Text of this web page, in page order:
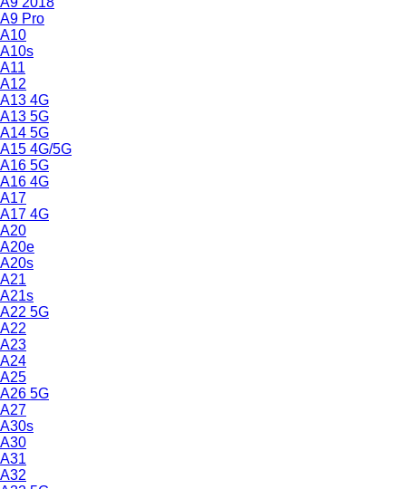
A9 Pro
A10
A10s
A11
A12
A13 4G
A13 5G
A14 5G
A15 4G/5G
A16 5G
A16 4G
A17
A17 4G
A20
A20e
A20s
A21
A21s
A22 5G
A22
A23
A24
A25
A26 5G
A27
A30s
A30
A31
A32